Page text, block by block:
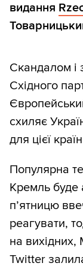
видання
Скандалом і
Східного
cхиляє
для цієї
Популярна
Кремль буде
п’ятницю
реагувати,
на вихідних,
Twitter